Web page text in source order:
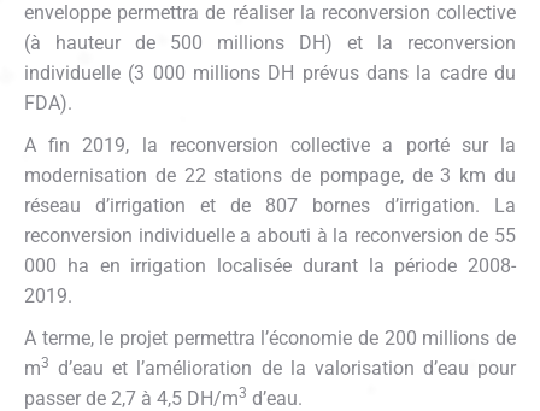
enveloppe permettra de réaliser la reconversion collective
(à hauteur de 500 millions DH) et la reconversion
individuelle (3 000 millions DH prévus dans la cadre du
FDA).
A fin 2019, la reconversion collective a porté sur la
modernisation de 22 stations de pompage, de 3 km du
réseau d’irrigation et de 807 bornes d’irrigation. La
reconversion individuelle a abouti à la reconversion de 55
000 ha en irrigation localisée durant la période 2008-
2019.
A terme, le projet permettra l’économie de 200 millions de
m3 d’eau et l’amélioration de la valorisation d’eau pour
passer de 2,7 à 4,5 DH/m3 d’eau.